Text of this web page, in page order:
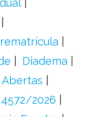
Diadema
Abertas
2026